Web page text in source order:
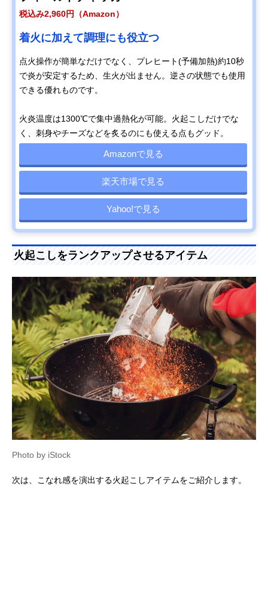
税込み2,960円（Amazon）
着火に加えて調理にも役立つ
点火操作が簡単なだけでなく、プレヒート(予備加熱)約10秒
で炎が安定するため、生火が出ません。逆さの状態でも使用
できる優れものです。
火炎温度は1300℃で集中過熱化が可能。火起こしだけでな
く、刺身やチーズなどを炙るのにも使える点もグッド。
Amazonで見る
楽天市場で見る
Yahoo!で見る
火起こしをランクアップさせるアイテム
Photo by iStock
次は、こなれ感を演出する火起こしアイテムをご紹介します。